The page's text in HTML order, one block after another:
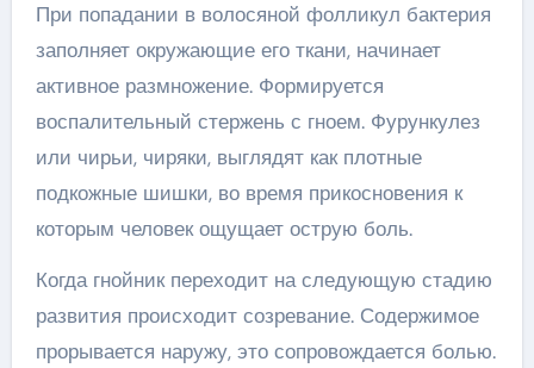
При попадании в волосяной фолликул бактерия
заполняет окружающие его ткани, начинает
активное размножение. Формируется
воспалительный стержень с гноем. Фурункулез
или чирьи, чиряки, выглядят как плотные
подкожные шишки, во время прикосновения к
которым человек ощущает острую боль.
Когда гнойник переходит на следующую стадию
развития происходит созревание. Содержимое
прорывается наружу, это сопровождается болью.